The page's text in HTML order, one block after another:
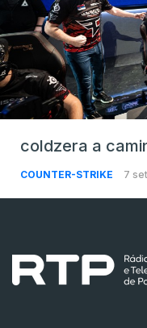
coldzera a
COUNTER-STRIKE 7